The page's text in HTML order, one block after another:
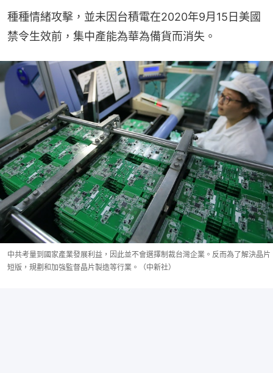
種種情緒攻擊，並未因台積電在2020年9月15日美國
禁令生效前，集中產能為華為備貨而消失。
中共考量到國家產業發展利益，因此並不會選擇制裁台灣企業。反而為了解決晶片
短版，規劃和加強監督晶片製造等行業。（中新社）